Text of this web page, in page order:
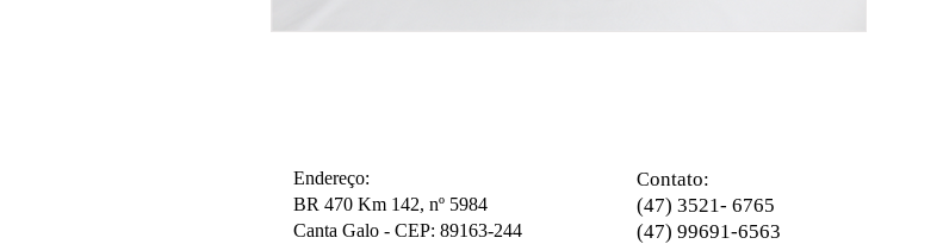
Endereço:
BR 470 Km 142, nº 5984
Canta Galo - CEP: 89163-244
Contato:
(47) 3521- 6765
(47) 99691-6563